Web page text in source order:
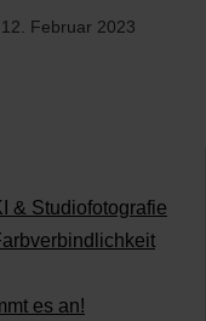
Februar 2023
& Studiofotografie
es an!